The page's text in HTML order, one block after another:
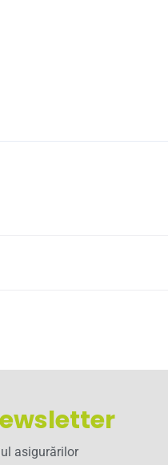
asigurărilor